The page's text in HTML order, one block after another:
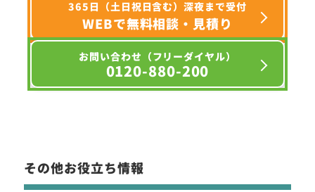
365日（土日祝日含む）深夜まで受付
WEBで無料相談・見積り
お問い合わせ（フリーダイヤル）
0120-880-200
その他お役立ち情報